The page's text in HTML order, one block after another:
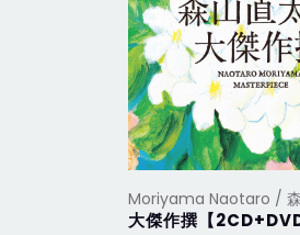
Moriyama Naotaro /
大傑作撰【2CD+DVD